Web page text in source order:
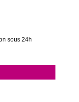
sous 24h